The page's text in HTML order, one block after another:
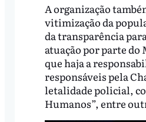
A organização
vitimização da
da transparência
atuação por parte
que haja a
responsáveis pela
letalidade policial,
Humanos”, entre